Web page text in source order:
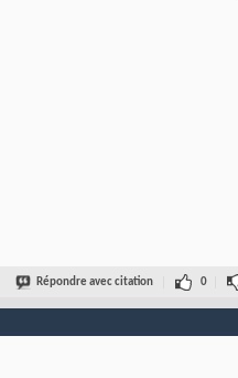
Répondre avec citation 0